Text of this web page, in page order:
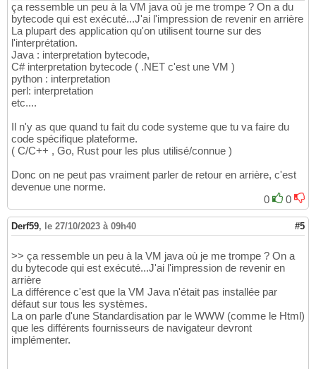
ça ressemble un peu à la VM java où je me trompe ? On a du
bytecode qui est exécuté...J'ai l'impression de revenir en arrière
La plupart des application qu'on utilisent tourne sur des
l'interprétation.
Java : interpretation bytecode,
C# interpretation bytecode ( .NET c'est une VM )
python : interpretation
perl: interpretation
etc....
Il n'y as que quand tu fait du code systeme que tu va faire du
code spécifique plateforme.
( C/C++ , Go, Rust pour les plus utilisé/connue )
Donc on ne peut pas vraiment parler de retour en arrière, c'est
devenue une norme.
0
0
Derf59, le 27/10/2023 à 09h40 #5
>> ça ressemble un peu à la VM java où je me trompe ? On a
du bytecode qui est exécuté...J'ai l'impression de revenir en
arrière
La différence c'est que la VM Java n'était pas installée par
défaut sur tous les systèmes.
La on parle d'une Standardisation par le WWW (comme le Html)
que les différents fournisseurs de navigateur devront
implémenter.